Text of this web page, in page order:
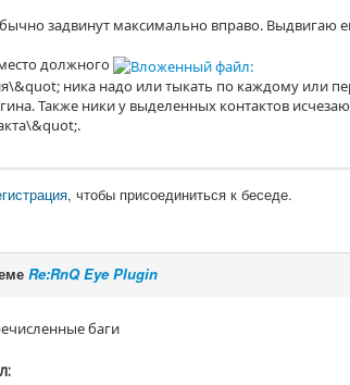
задвинут максимально вправо. Выдвигаю
должного
ника надо или тыкать по каждому или
Также ники у выделенных контактов
, чтобы присоединиться к беседе.
Re:RnQ Eye Plugin
баги